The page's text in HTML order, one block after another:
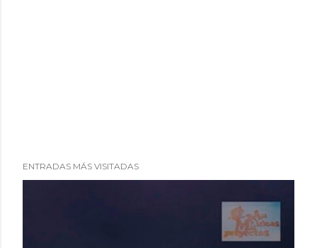
ENTRADAS MÁS VISITADAS